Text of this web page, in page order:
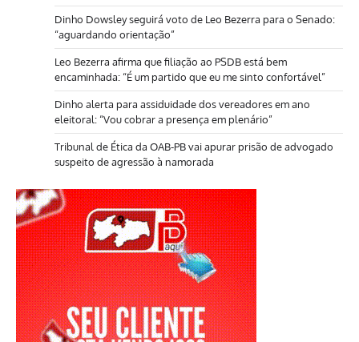
Dinho Dowsley seguirá voto de Leo Bezerra para o Senado:
“aguardando orientação”
Leo Bezerra afirma que filiação ao PSDB está bem
encaminhada: “É um partido que eu me sinto confortável”
Dinho alerta para assiduidade dos vereadores em ano
eleitoral: “Vou cobrar a presença em plenário”
Tribunal de Ética da OAB-PB vai apurar prisão de advogado
suspeito de agressão à namorada